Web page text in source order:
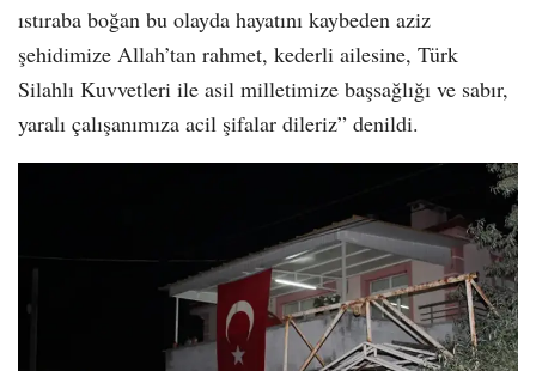
ıstıraba boğan bu olayda hayatını kaybeden aziz
şehidimize Allah’tan rahmet, kederli ailesine, Türk
Silahlı Kuvvetleri ile asil milletimize başsağlığı ve sabır,
yaralı çalışanımıza acil şifalar dileriz” denildi.